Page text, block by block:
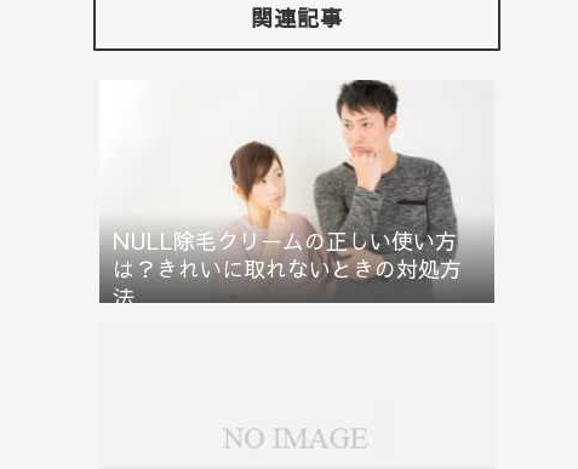
関連記事
NULL除毛クリームの正しい使い方
は？きれいに取れないときの対処方
法